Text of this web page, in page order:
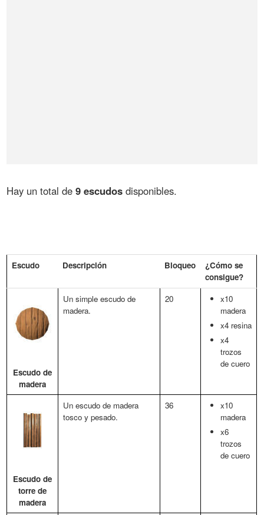
Hay un total de9 escudos disponibles.
Escudo Descripción Bloqueo
¿Cómo se
consigue?
Escudo de
madera
Un simple escudo de
madera.
20
x10
madera
x4 resina
x4
trozos
de cuero
Escudo de
torre de
madera
Un escudo de madera
tosco y pesado.
36
x10
madera
x6
trozos
de cuero